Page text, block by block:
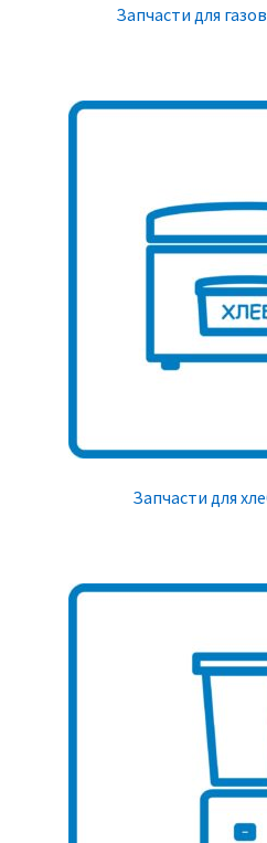
Запчасти для
Запчасти для